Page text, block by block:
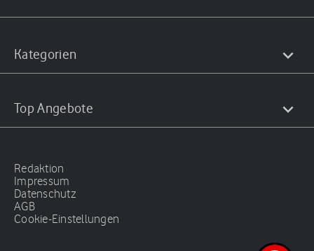
Kategorien
Top Angebote
Redaktion
Impressum
Datenschutz
AGB
Cookie-Einstellungen